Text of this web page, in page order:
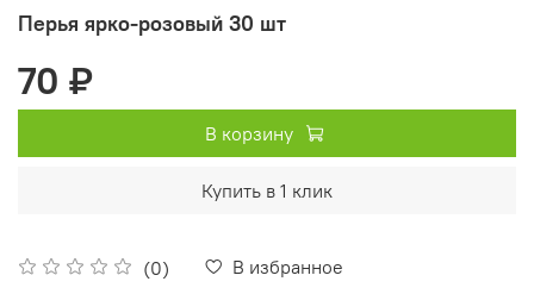
Перья ярко-розовый 30 шт
(0) В избранное
70 ₽
В корзину
Купить в 1 клик